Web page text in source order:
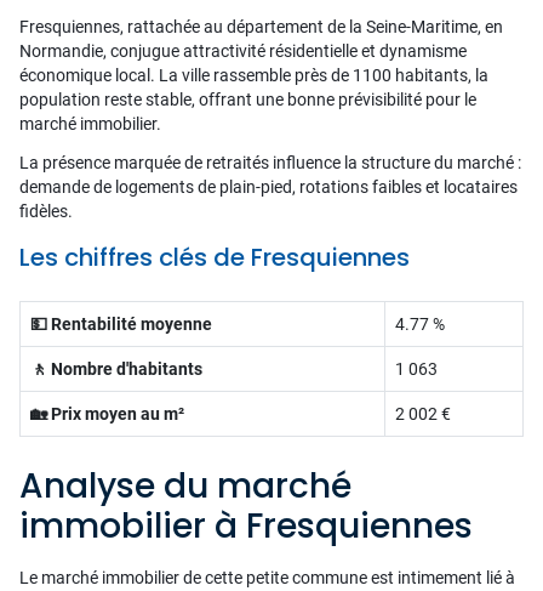
Fresquiennes, rattachée au département de la Seine-Maritime, en
Normandie, conjugue attractivité résidentielle et dynamisme
économique local. La ville rassemble près de 1100 habitants, la
population reste stable, offrant une bonne prévisibilité pour le
marché immobilier.
La présence marquée de retraités influence la structure du marché :
demande de logements de plain-pied, rotations faibles et locataires
fidèles.
Les chiffres clés de Fresquiennes
💵 Rentabilité moyenne 4.77 %
🚶 Nombre d'habitants 1 063
🏡 Prix moyen au m² 2 002 €
Analyse du marché
immobilier à Fresquiennes
Le marché immobilier de cette petite commune est intimement lié à